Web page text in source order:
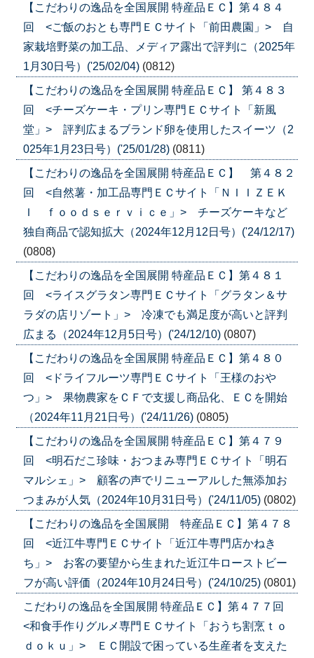
【こだわりの逸品を全国展開 特産品ＥＣ】第４８４
回 <ご飯のおとも専門ＥＣサイト「前田農園」> 自
家栽培野菜の加工品、メディア露出で評判に（2025年
1月30日号）('25/02/04) (0812)
【こだわりの逸品を全国展開 特産品ＥＣ】 第４８３
回 <チーズケーキ・プリン専門ＥＣサイト「新風
堂」> 評判広まるブランド卵を使用したスイーツ（2
025年1月23日号）('25/01/28) (0811)
【こだわりの逸品を全国展開 特産品ＥＣ】 第４８２
回 <自然薯・加工品専門ＥＣサイト「ＮＩＩＺＥＫ
Ｉ ｆｏｏｄｓｅｒｖｉｃｅ」> チーズケーキなど
独自商品で認知拡大（2024年12月12日号）('24/12/17)
(0808)
【こだわりの逸品を全国展開 特産品ＥＣ】第４８１
回 <ライスグラタン専門ＥＣサイト「グラタン＆サ
ラダの店リゾート」> 冷凍でも満足度が高いと評判
広まる（2024年12月5日号）('24/12/10) (0807)
【こだわりの逸品を全国展開 特産品ＥＣ】第４８０
回 <ドライフルーツ専門ＥＣサイト「王様のおや
つ」> 果物農家をＣＦで支援し商品化、ＥＣを開始
（2024年11月21日号）('24/11/26) (0805)
【こだわりの逸品を全国展開 特産品ＥＣ】第４７９
回 <明石だこ珍味・おつまみ専門ＥＣサイト「明石
マルシェ」> 顧客の声でリニューアルした無添加お
つまみが人気（2024年10月31日号）('24/11/05) (0802)
【こだわりの逸品を全国展開 特産品ＥＣ】第４７８
回 <近江牛専門ＥＣサイト「近江牛専門店かねき
ち」> お客の要望から生まれた近江牛ローストビー
フが高い評価（2024年10月24日号）('24/10/25) (0801)
こだわりの逸品を全国展開 特産品ＥＣ】第４７７回
<和食手作りグルメ専門ＥＣサイト「おうち割烹ｔｏ
ｄｏｋｕ」> ＥＣ開設で困っている生産者を支えた